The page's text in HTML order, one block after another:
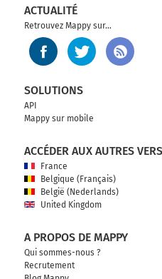
ACTUALITÉ
Retrouvez Mappy sur...
SOLUTIONS
API
Mappy sur mobile
ACCÉDER AUX AUTRES
France
Belgique (Français)
België (Nederlands)
United Kingdom
A PROPOS DE MAPPY
Qui sommes-nous ?
Recrutement